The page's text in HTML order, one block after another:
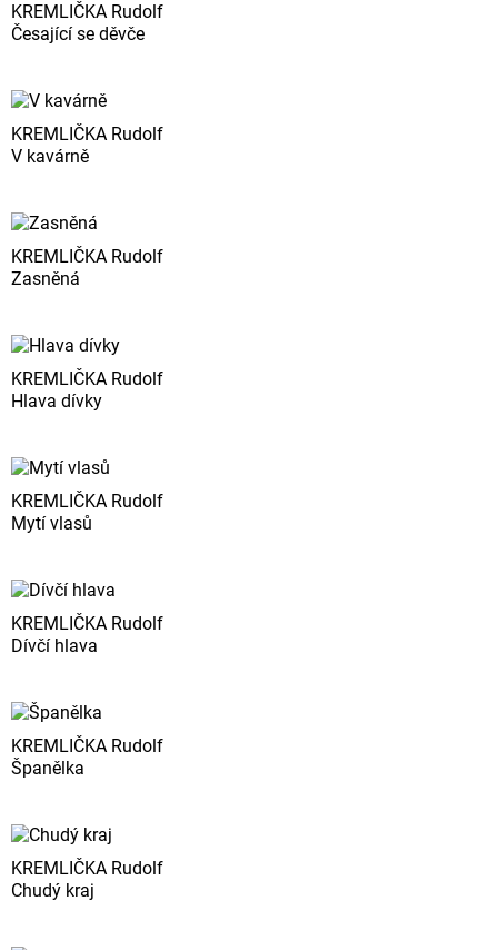
KREMLIČKA Rudolf
Česající se děvče
KREMLIČKA Rudolf
V kavárně
KREMLIČKA Rudolf
Zasněná
KREMLIČKA Rudolf
Hlava dívky
KREMLIČKA Rudolf
Mytí vlasů
KREMLIČKA Rudolf
Dívčí hlava
KREMLIČKA Rudolf
Španělka
KREMLIČKA Rudolf
Chudý kraj